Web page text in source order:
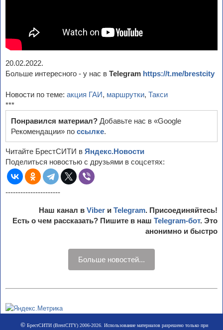
20.02.2022.
Больше интересного - у нас в Telegram https://t.me/brestcity
Новости по теме: акция ГАИ, маршрутки, Такси
***
Понравился материал? Добавьте нас в «Google
Рекомендации» по ссылке.
Читайте БрестСИТИ в Яндекс.Новости
Поделиться новостью с друзьями в соцсетях:
----------------------
Наш канал в Viber и Telegram. Присоединяйтесь!
Есть о чем рассказать? Пишите в наш Telegram-бот. Это
анонимно и быстро
Больше новостей...
©БрестСИТИ (BrestCITY) 2006-2026. Использование материалов разрешено только при